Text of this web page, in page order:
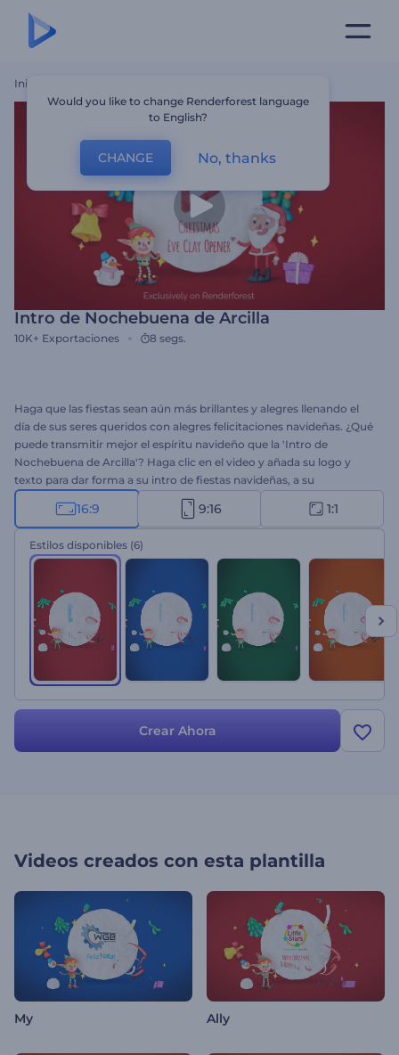
Inicio
Intro de Nochebuena de Arcilla
10K+ Exportaciones 8 segs.
Haga que las fiestas sean aún más brillantes y alegres llenando el
día de sus seres queridos con alegres felicitaciones navideñas. ¿Qué
puede transmitir mejor el espíritu navideño que la 'Intro de
Nochebuena de Arcilla'? Haga clic en el video y añada su logo y
texto para dar forma a su intro de fiestas navideñas, a su
promoción de año nuevo, a su video de felicitación especial y a
mucho más. ¡Pruébelo ahora!
16:9 9:16 1:1
Estilos disponibles (6)
Crear Ahora
Videos creados con esta plantilla
My Ally
Would you like to change Renderforest language
to English?
CHANGE No, thanks